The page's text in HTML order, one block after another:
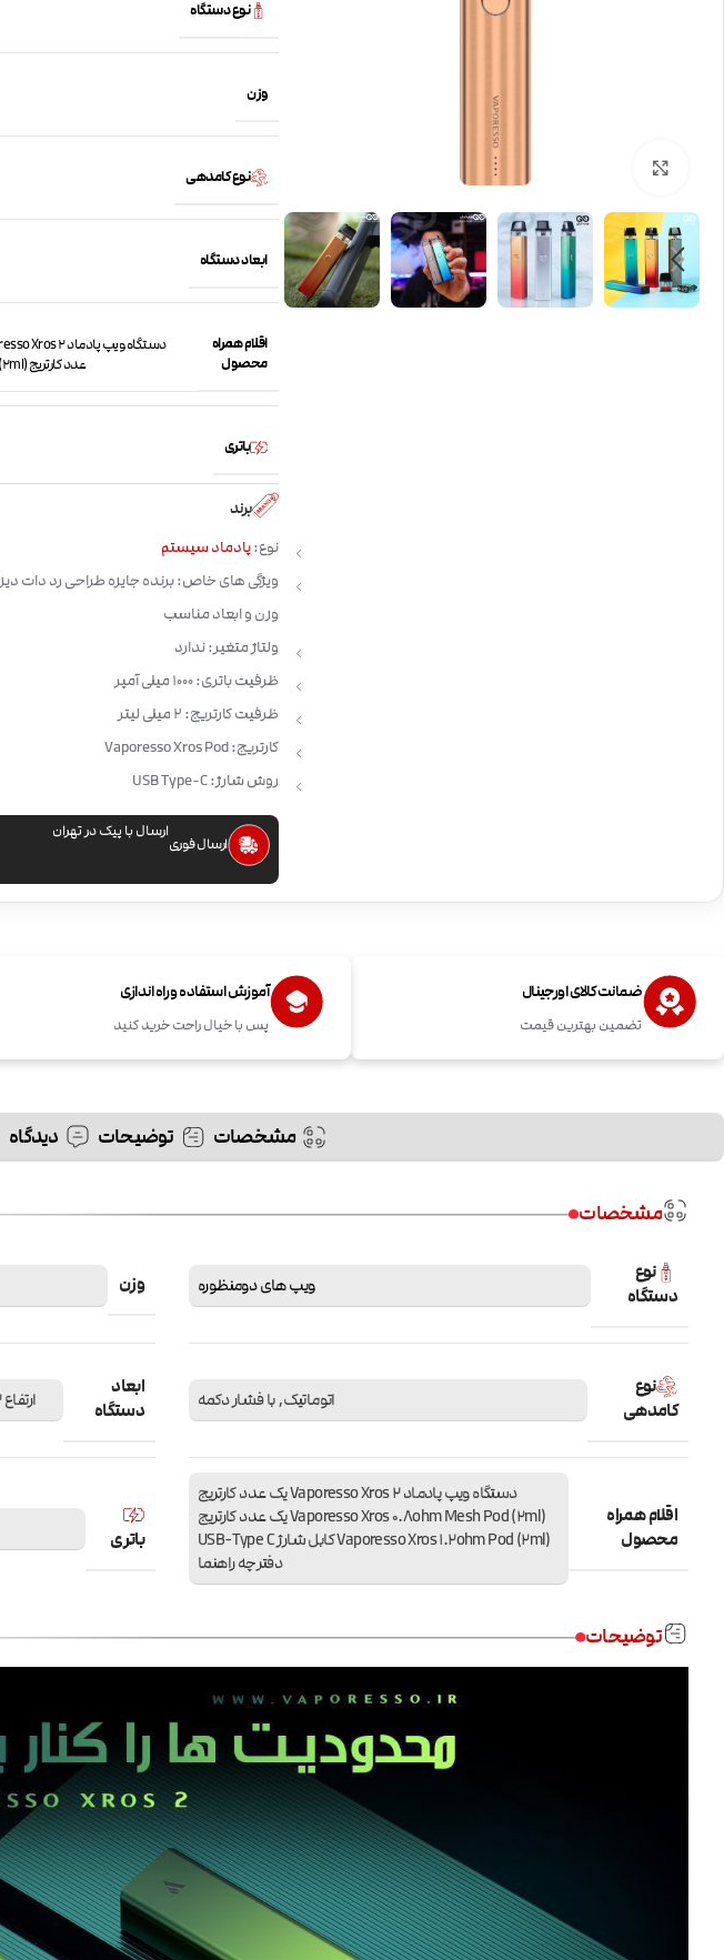
نوع دستگاه
وزن
نوع کامدهی
ابعاد دستگاه
اقلام همراه
محصول
عدد کارتریج Vaporesso Xros 1.2ohm Pod (2ml) کابل شارژ USB-Type C دفترچه راهنما
باتری
برند
نوع:پادماد سیستم
وزن و ابعاد مناسب
ولتاژ متغیر: ندارد
ظرفیت باتری: 1000 میلی آمپر
ظرفیت کارتریج: 2 میلی لیتر
کارتریج: Vaporesso Xros Pod
روش شارژ: USB Type-C
ارسال فوری
ارسال با پیک در تهران
ضمانت کالای اورجینال
تضمین بهترین قیمت
آموزش استفاده و راه اندازی
پس با خیال راحت خرید کنید
مشخصات توضیحات دیدگاه
مشخصات
نوع
دستگاه
ویپ های دومنظوره وزن
نوع
کامدهی
اتوماتیک,با فشار دکمه
ابعاد
دستگاه
ارتفاع 112.2 میلی متر, طول 23.4 میلی متر، عرض 13.4 میلی متر
اقلام همراه
محصول
دستگاه ویپ پادماد Vaporesso Xros 2 یک عدد کارتریج
Vaporesso Xros 0.8ohm Mesh Pod (2ml) یک عدد کارتریج
Vaporesso Xros 1.2ohm Pod (2ml) کابل شارژ USB-Type C
دفترچه راهنما
باتری
توضیحات